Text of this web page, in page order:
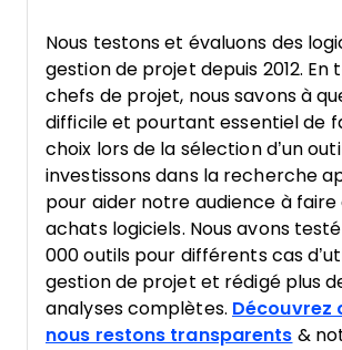
Nous testons et évaluons des
gestion de projet depuis 2012. En
chefs de projet, nous savons à
difficile et pourtant essentiel de
choix lors de la sélection d’un
investissons dans la recherche
pour aider notre audience à faire
achats logiciels. Nous avons
000 outils pour différents cas
gestion de projet et rédigé plus
analyses complètes. Découvrez
nous restons transparents &